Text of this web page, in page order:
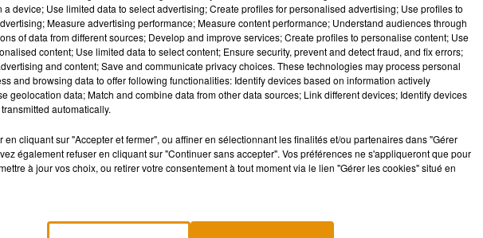
par balle sa femme hier soir à Olivet. La vie de la
du Centre.Mercredi soir, un homme âgé d’environ 70 ans
La victime, elle aussi septuagénaire, a été touchée au bras
à l’hôpital d’Orléans. Son pronostic vital n’est pas
forces de l’ordre. Il a été placé en garde à vue dans la foulée.
Musique
a device; Use limited data to select advertising; Create profiles for personalised advertising; Use profiles to
Measure advertising performance; Measure content performance; Understand audiences through
of data from different sources; Develop and improve services; Create profiles to personalise content; Use
content; Use limited data to select content; Ensure security, prevent and detect fraud, and fix errors;
and content; Save and communicate privacy choices. These technologies may process personal
and browsing data to offer following functionalities: Identify devices based on information actively
geolocation data; Match and combine data from other data sources; Link different devices; Identify devices
automatically.
en cliquant sur "Accepter et fermer", ou affiner en sélectionnant les finalités et/ou partenaires dans "Gérer
également refuser en cliquant sur "Continuer sans accepter". Vos préférences ne s'appliqueront que pour
à jour vos choix, ou retirer votre consentement à tout moment via le lien "Gérer les cookies" situé en